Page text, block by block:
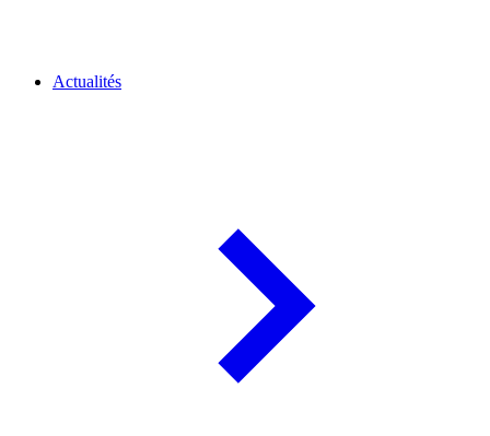
Actualités